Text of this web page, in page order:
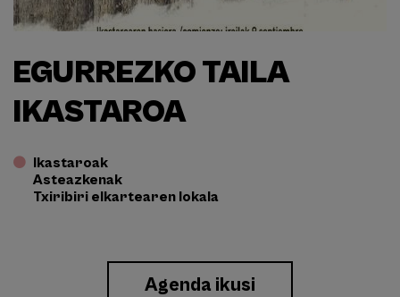
EGURREZKO TAILA
IKASTAROA
Ikastaroak
Asteazkenak
Txiribiri elkartearen lokala
Agenda ikusi